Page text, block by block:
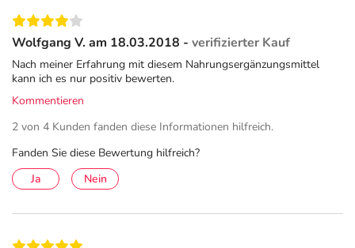
Wolfgang V. am 18.03.2018 - verifizierter Kauf
Nach meiner Erfahrung mit diesem Nahrungsergänzungsmittel
kann ich es nur positiv bewerten.
Kommentieren
2 von 4 Kunden fanden diese Informationen hilfreich.
Fanden Sie diese Bewertung hilfreich?
Ja
Nein